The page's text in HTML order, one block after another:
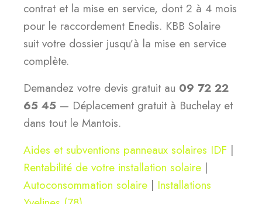
contrat et la mise en service, dont 2 à 4 mois
pour le raccordement Enedis. KBB Solaire
suit votre dossier jusqu’à la mise en service
complète.
Demandez votre devis gratuit au 09 72 22
65 45 — Déplacement gratuit à Buchelay et
dans tout le Mantois.
Aides et subventions panneaux solaires IDF |
Rentabilité de votre installation solaire |
Autoconsommation solaire | Installations